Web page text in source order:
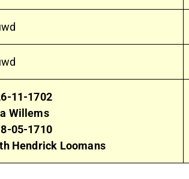
11-1702
Willems
05-1710
Hendrick Loomans